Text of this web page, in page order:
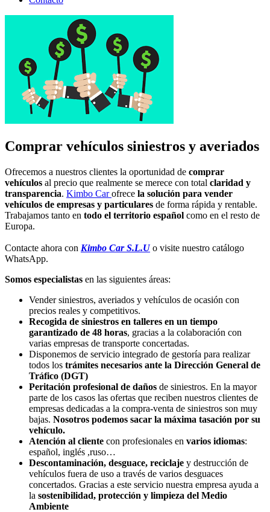
Comprar vehículos siniestros y averiados
Ofrecemos a nuestros clientes la oportunidad de comprar
vehículos al precio que realmente se merece con total claridad y
transparencia. Kimbo Carofrece la solución para vender
vehículos de empresas y particulares de forma rápida y rentable.
Trabajamos tanto en todo el territorio español como en el resto de
Europa.
Contacte ahora con Kimbo Car S.L.Uo visite nuestro catálogo
WhatsApp.
Somos especialistas en las siguientes áreas:
Vender siniestros, averiados y vehículos de ocasión con
precios reales y competitivos.
Recogida de siniestros en talleres en un tiempo
garantizado de 48 horas, gracias a la colaboración con
varias empresas de transporte concertadas.
Disponemos de servicio integrado de gestoría para realizar
todos los trámites necesarios ante la Dirección General de
Tráfico (DGT)
Peritación profesional de daños de siniestros. En la mayor
parte de los casos las ofertas que reciben nuestros clientes de
empresas dedicadas a la compra-venta de siniestros son muy
bajas. Nosotros podemos sacar la máxima tasación por su
vehículo.
Atención al cliente con profesionales en varios idiomas:
español, inglés ,ruso…
Descontaminación, desguace, reciclaje y destrucción de
vehículos fuera de uso a través de varios desguaces
concertados. Gracias a este servicio nuestra empresa ayuda a
la sostenibilidad, protección y limpieza del Medio
Ambiente